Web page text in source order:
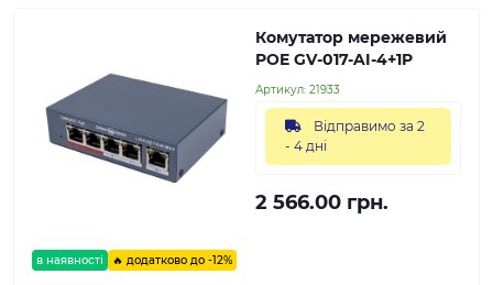
в наявності 🔥 додатково до -12%
Комутатор мережевий
POE GV-017-AI-4+1P
Артикул: 21933
Відправимо за 2
- 4 дні
2 566.00 грн.